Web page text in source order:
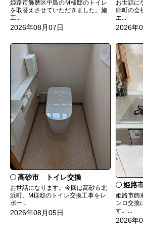
姫路市飾磨区中島のＭ様邸のトイレ
を取替えさせていただきました。施
工...
2026年08月07日
お世話に
郷町の会
エ...
2026年
高砂市 トイレ交換
お世話になります。今回は高砂市北
浜町、M様邸のトイレ交換工事をレ
ポー...
2026年08月05日
姫路
姫路市飾
ンロ交換
す。...
2026年